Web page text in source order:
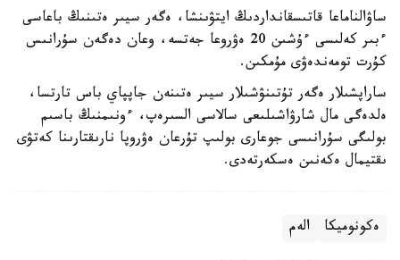
ساۋالناماعا قاتىسقانداردىڭ ايتۋىنشا، ەگەر سيىر ەتىنىڭ باعاسى
ءبىر كەلىسى ءۇشىن 20 ەۋروعا جەتسە، وعان دەگەن سۇرانىس
كۇرت تومەندەۋى مۇمكىن.
ساراپشىلار ەگەر تۇتىنۋشىلار سيىر ەتىنەن جاپپاي باس تارتسا،
ەلدەگى مال شارۋاشىلىعى سالاسى السىرەپ، ءونىمنىڭ باسىم
بولىگى سۇرانىسى جوعارى بولىپ تۇرعان ەۋروپا نارىقتارىنا كەتۋى
ىقتيمال ەكەنىن ەسكەرتەدى.
ەكونوميكا الەم